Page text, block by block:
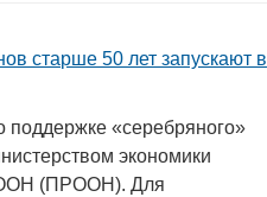
старше 50 лет запускают в
поддержке «серебряного»
экономики
ООН (ПРООН). Для